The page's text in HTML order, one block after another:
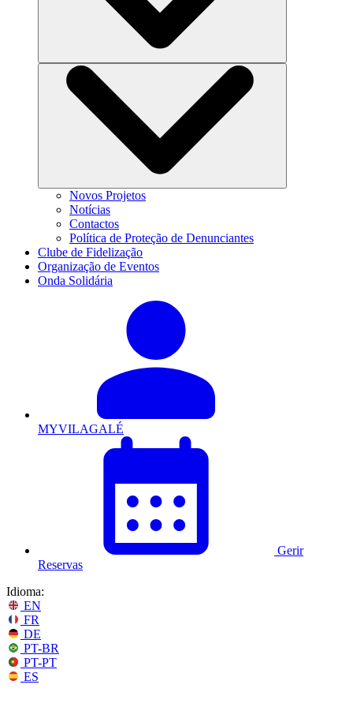
Novos Projetos
Notícias
Contactos
Política de Proteção de Denunciantes
Clube de Fidelização
Organização de Eventos
Onda Solidária
MYVILAGALÉ
Gerir
Reservas
Idioma:
EN
FR
DE
PT-BR
PT-PT
ES